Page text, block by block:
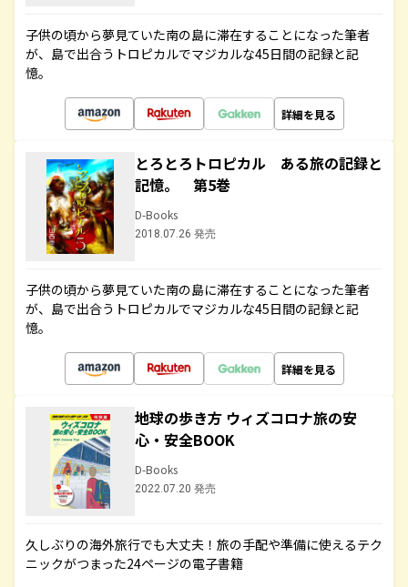
子供の頃から夢見ていた南の島に滞在することになった筆者
が、島で出合うトロピカルでマジカルな45日間の記録と記
憶。
詳細を見る
とろとろトロピカル ある旅の記録と
記憶。 第5巻
D-Books
2018.07.26 発売
子供の頃から夢見ていた南の島に滞在することになった筆者
が、島で出合うトロピカルでマジカルな45日間の記録と記
憶。
詳細を見る
地球の歩き方 ウィズコロナ旅の安
心・安全BOOK
D-Books
2022.07.20 発売
久しぶりの海外旅行でも大丈夫！旅の手配や準備に使えるテク
ニックがつまった24ページの電子書籍